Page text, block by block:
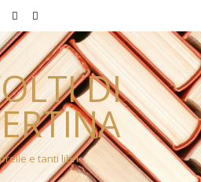
DI
e tanti libri